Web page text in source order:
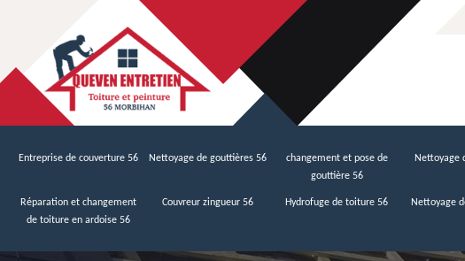
Entreprise de couverture 56 Nettoyage de gouttières 56
changement et pose de
gouttière 56
Nettoyage
Réparation et changement
de toiture en ardoise 56
Couvreur zingueur 56 Hydrofuge de toiture 56 Nettoyage